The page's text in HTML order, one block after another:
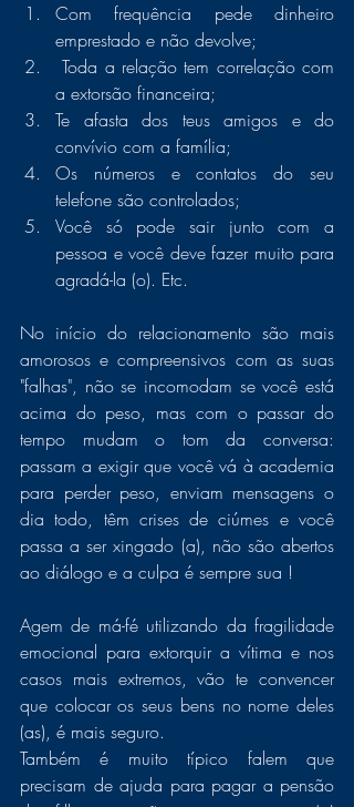
Com frequência pede dinheiro
emprestado e não devolve;
Toda a relação tem correlação com
a extorsão financeira;
Te afasta dos teus amigos e do
convívio com a família;
Os números e contatos do seu
telefone são controlados;
Você só pode sair junto com a
pessoa e você deve fazer muito para
agradá-la (o). Etc.
No início do relacionamento são mais
amorosos e compreensivos com as suas
"falhas", não se incomodam se você está
acima do peso, mas com o passar do
tempo mudam o tom da conversa:
passam a exigir que você vá à academia
para perder peso, enviam mensagens o
dia todo, têm crises de ciúmes e você
passa a ser xingado (a), não são abertos
ao diálogo e a culpa é sempre sua !
Agem de má-fé utilizando da fragilidade
emocional para extorquir a vítima e nos
casos mais extremos, vão te convencer
que colocar os seus bens no nome deles
(as), é mais seguro.
Também é muito típico falem que
precisam de ajuda para pagar a pensão